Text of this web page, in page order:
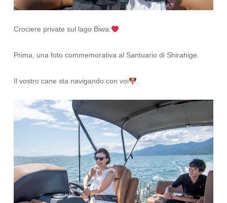
Crociere private sul lago Biwa:
Prima, una foto commemorativa al Santuario di Shirahige.
Il vostro cane sta navigando con voi